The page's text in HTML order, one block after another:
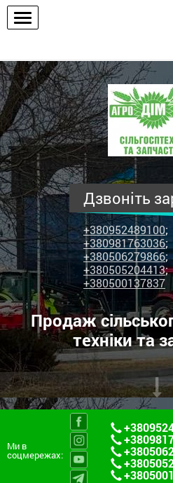
ПП
"Агродім-
центр"
-
продаж
сільськогосподарської
техніки
та
запчастин
Дзвоніть
+380952489100;
+380981763036;
+380506279866;
+380505204413;
+380500137837
Продаж
техніки та
Ми в
соцмережах: